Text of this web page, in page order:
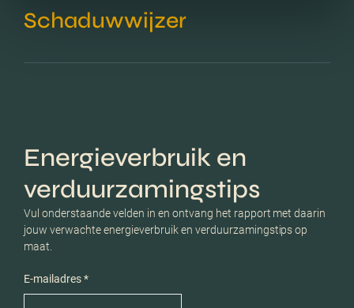
Schaduwwijzer
Energieverbruik en
verduurzamingstips
Vul onderstaande velden in en ontvang het rapport met daarin
jouw verwachte energieverbruik en verduurzamingstips op
maat.
E-mailadres *